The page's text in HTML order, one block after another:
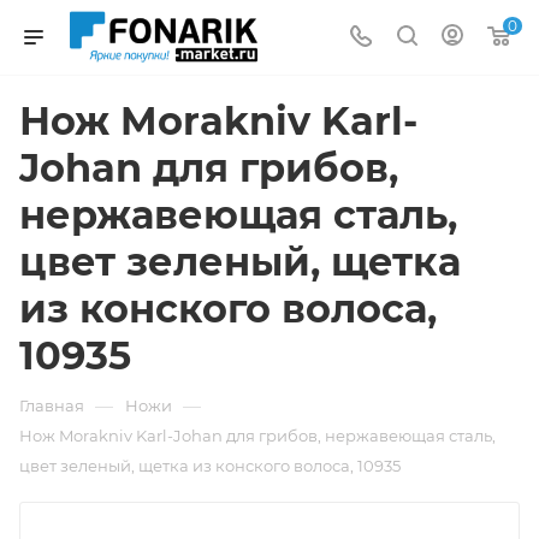
0
Нож Morakniv Karl-
Johan для грибов,
нержавеющая сталь,
цвет зеленый, щетка
из конского волоса,
10935
Главная — Ножи —
Нож Morakniv Karl-Johan для грибов, нержавеющая сталь,
цвет зеленый, щетка из конского волоса, 10935